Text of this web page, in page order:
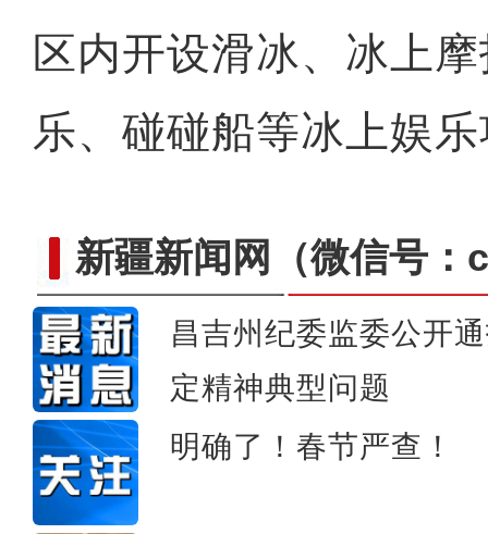
区内开设滑冰、冰上
乐、碰碰船等冰上娱
新疆新闻网 （微信号
昌吉州纪委监委公开
定精神典型问题
明确了！春节严查！
新疆和田地区首次运用